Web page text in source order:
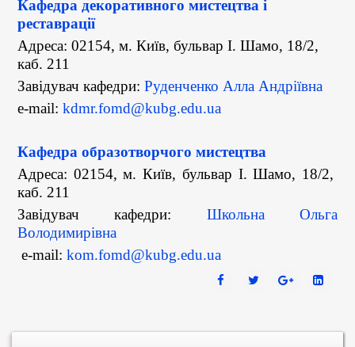
Кафедра декоративного мистецтва і
реставрації
Адреса: 02154, м. Київ, бульвар І. Шамо, 18/2,
каб. 211
Завідувач кафедри: Руденченко Алла Андріївна
e-mail: kdmr.fomd@kubg.edu.ua
Кафедра образотворчого мистецтва
Адреса: 02154, м. Київ, бульвар І. Шамо, 18/2,
каб. 211
Завідувач кафедри: Школьна Ольга
Володимирівна
e-mail: kom.fomd@kubg.edu.ua